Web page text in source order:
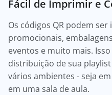
Fácil de Imprimir e
Os códigos QR podem
promocionais,
eventos e muito mais.
distribuição de sua
vários ambientes - seja
em uma sala de aula.